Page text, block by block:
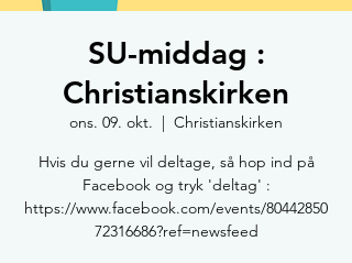
SU-middag :
Christianskirken
ons. 09. okt.
  |
Christianskirken
Hvis du gerne vil deltage, så hop ind på
Facebook og tryk 'deltag' :
https://www.facebook.com/events/80442850
72316686?ref=newsfeed